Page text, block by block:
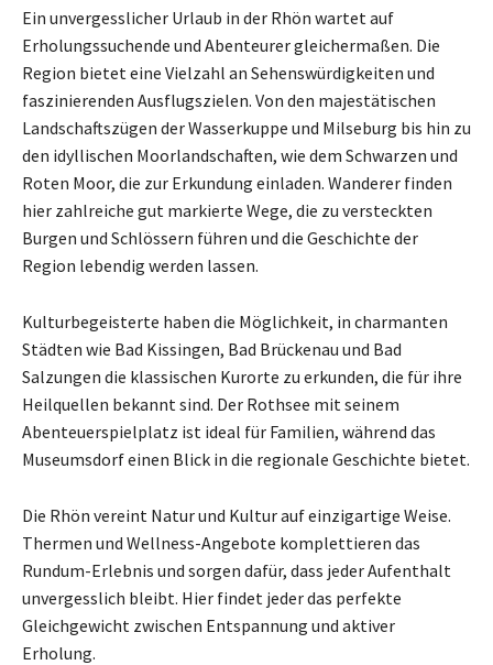
Ein unvergesslicher Urlaub in der Rhön wartet auf
Erholungssuchende und Abenteurer gleichermaßen. Die
Region bietet eine Vielzahl an Sehenswürdigkeiten und
faszinierenden Ausflugszielen. Von den majestätischen
Landschaftszügen der Wasserkuppe und Milseburg bis hin zu
den idyllischen Moorlandschaften, wie dem Schwarzen und
Roten Moor, die zur Erkundung einladen. Wanderer finden
hier zahlreiche gut markierte Wege, die zu versteckten
Burgen und Schlössern führen und die Geschichte der
Region lebendig werden lassen.
Kulturbegeisterte haben die Möglichkeit, in charmanten
Städten wie Bad Kissingen, Bad Brückenau und Bad
Salzungen die klassischen Kurorte zu erkunden, die für ihre
Heilquellen bekannt sind. Der Rothsee mit seinem
Abenteuerspielplatz ist ideal für Familien, während das
Museumsdorf einen Blick in die regionale Geschichte bietet.
Die Rhön vereint Natur und Kultur auf einzigartige Weise.
Thermen und Wellness-Angebote komplettieren das
Rundum-Erlebnis und sorgen dafür, dass jeder Aufenthalt
unvergesslich bleibt. Hier findet jeder das perfekte
Gleichgewicht zwischen Entspannung und aktiver
Erholung.